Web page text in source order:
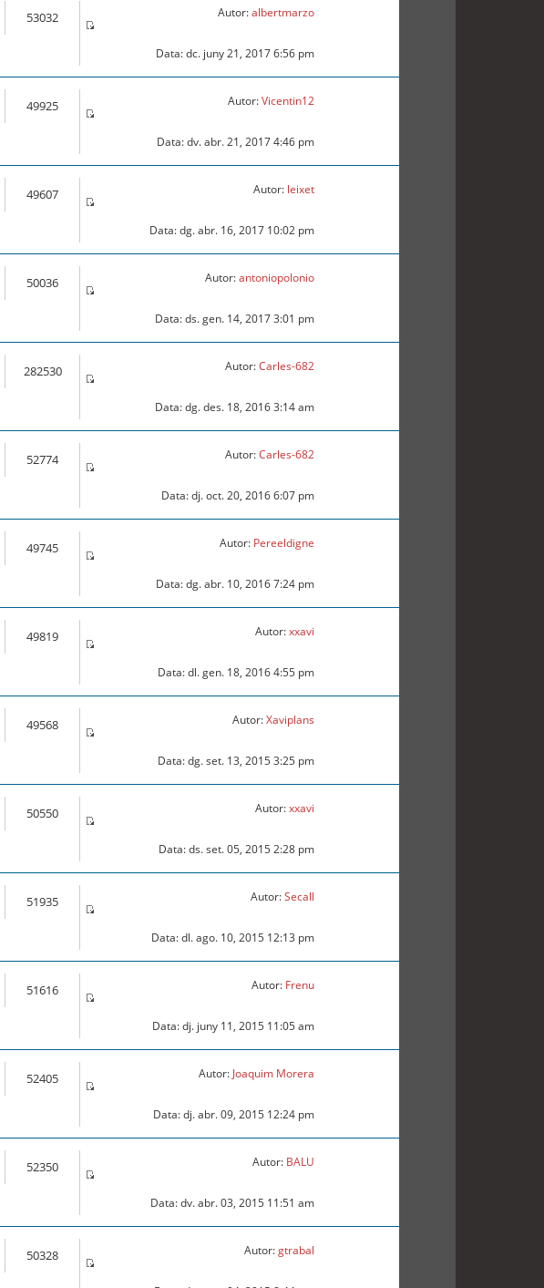
53032 Autor:albertmarzo
Data: dc. juny 21, 2017 6:56 pm
49925 Autor:Vicentin12
Data: dv. abr. 21, 2017 4:46 pm
49607 Autor: leixet
Data: dg. abr. 16, 2017 10:02 pm
50036 Autor:antoniopolonio
Data: ds. gen. 14, 2017 3:01 pm
282530 Autor:Carles-682
Data: dg. des. 18, 2016 3:14 am
52774 Autor:Carles-682
Data: dj. oct. 20, 2016 6:07 pm
49745 Autor: Pereeldigne
Data: dg. abr. 10, 2016 7:24 pm
49819 Autor:xxavi
Data: dl. gen. 18, 2016 4:55 pm
49568 Autor:Xaviplans
Data: dg. set. 13, 2015 3:25 pm
50550 Autor:xxavi
Data: ds. set. 05, 2015 2:28 pm
51935 Autor:Secall
Data: dl. ago. 10, 2015 12:13 pm
51616 Autor: Frenu
Data: dj. juny 11, 2015 11:05 am
52405 Autor: Joaquim Morera
Data: dj. abr. 09, 2015 12:24 pm
52350 Autor: BALU
Data: dv. abr. 03, 2015 11:51 am
50328 Autor:gtrabal